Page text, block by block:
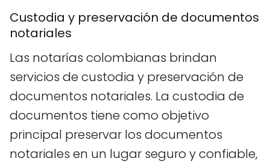
Custodia y preservación de documentos
notariales
Las notarías colombianas brindan
servicios de custodia y preservación de
documentos notariales. La custodia de
documentos tiene como objetivo
principal preservar los documentos
notariales en un lugar seguro y confiable,